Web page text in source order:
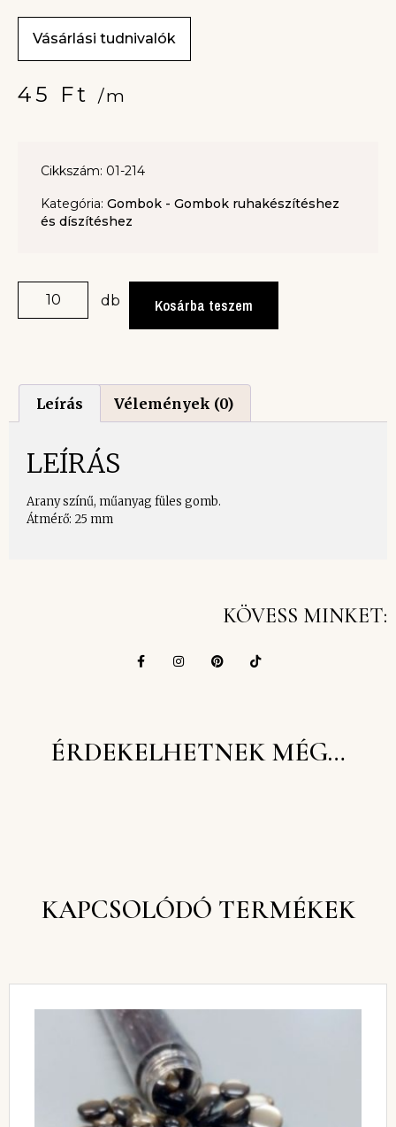
Vásárlási tudnivalók
45 Ft /m
Cikkszám: 01-214
Kategória: Gombok - Gombok ruhakészítéshez
és díszítéshez
db Kosárba teszem
Leírás Vélemények (0)
LEÍRÁS
Arany színű, műanyag füles gomb.
Átmérő: 25 mm
KÖVESS MINKET:
ÉRDEKELHETNEK MÉG…
KAPCSOLÓDÓ TERMÉKEK